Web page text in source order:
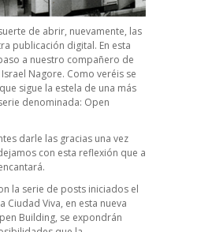
de abrir, nuevamente, las
publicación digital. En esta
a nuestro compañero de
Israel Nagore. Como veréis se
sigue la estela de una más
denominada: Open
darle las gracias una vez
con esta reflexión que a
la serie de posts iniciados el
Ciudad Viva, en esta nueva
Building, se expondrán